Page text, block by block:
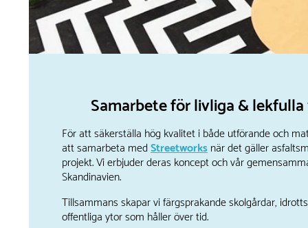
Samarbete för livliga &
För att säkerställa hög kvalitet i både utförande och
att samarbeta medStreetworksnär det gäller
projekt. Vi erbjuder deras koncept och vår
Skandinavien.
Tillsammans skapar vi färgsprakande skolgårdar,
offentliga ytor som håller över tid.